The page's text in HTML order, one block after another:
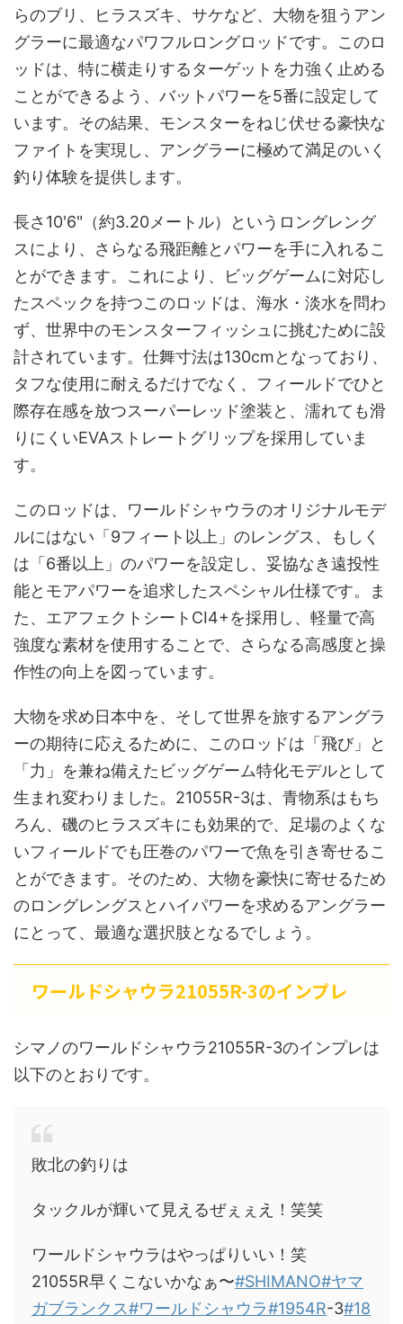
らのブリ、ヒラスズキ、サケなど、大物を狙うアン
グラーに最適なパワフルロングロッドです。このロ
ッドは、特に横走りするターゲットを力強く止める
ことができるよう、バットパワーを5番に設定して
います。その結果、モンスターをねじ伏せる豪快な
ファイトを実現し、アングラーに極めて満足のいく
釣り体験を提供します。
長さ10'6"（約3.20メートル）というロングレング
スにより、さらなる飛距離とパワーを手に入れるこ
とができます。これにより、ビッグゲームに対応し
たスペックを持つこのロッドは、海水・淡水を問わ
ず、世界中のモンスターフィッシュに挑むために設
計されています。仕舞寸法は130cmとなっており、
タフな使用に耐えるだけでなく、フィールドでひと
際存在感を放つスーパーレッド塗装と、濡れても滑
りにくいEVAストレートグリップを採用していま
す。
このロッドは、ワールドシャウラのオリジナルモデ
ルにはない「9フィート以上」のレングス、もしく
は「6番以上」のパワーを設定し、妥協なき遠投性
能とモアパワーを追求したスペシャル仕様です。ま
た、エアフェクトシートCI4+を採用し、軽量で高
強度な素材を使用することで、さらなる高感度と操
作性の向上を図っています。
大物を求め日本中を、そして世界を旅するアングラ
ーの期待に応えるために、このロッドは「飛び」と
「力」を兼ね備えたビッグゲーム特化モデルとして
生まれ変わりました。21055R-3は、青物系はもち
ろん、磯のヒラスズキにも効果的で、足場のよくな
いフィールドでも圧巻のパワーで魚を引き寄せるこ
とができます。そのため、大物を豪快に寄せるため
のロングレングスとハイパワーを求めるアングラー
にとって、最適な選択肢となるでしょう。
ワールドシャウラ21055R-3のインプレ
シマノのワールドシャウラ21055R-3のインプレは
以下のとおりです。
敗北の釣りは
タックルが輝いて見えるぜぇぇえ！笑笑
ワールドシャウラはやっぱりいい！笑
21055R早くこないかなぁ〜#SHIMANO#ヤマ
ガブランクス#ワールドシャウラ#1954R-3#18